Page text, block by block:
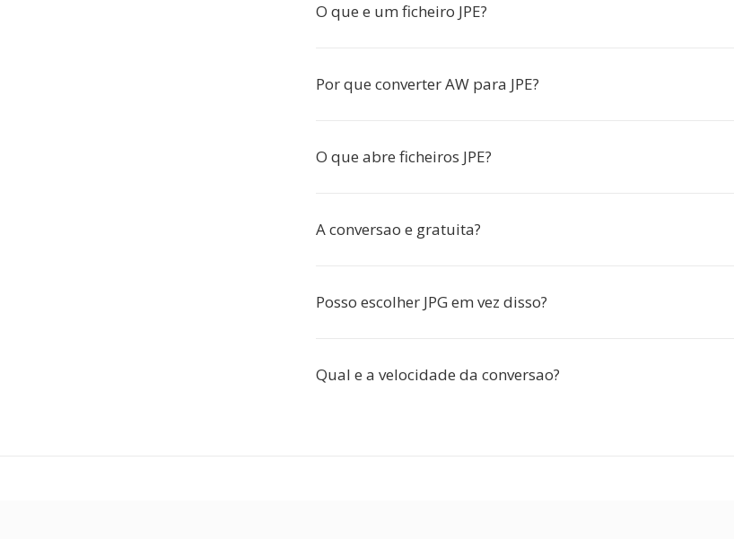
O que e um ficheiro JPE?
Por que converter AW para JPE?
O que abre ficheiros JPE?
A conversao e gratuita?
Posso escolher JPG em vez disso?
Qual e a velocidade da conversao?